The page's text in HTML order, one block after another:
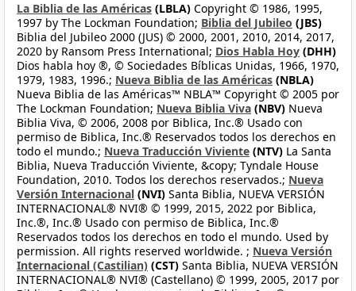
La Biblia de las Américas (LBLA) Copyright © 1986, 1995,
1997 by The Lockman Foundation; Biblia del Jubileo (JBS)
Biblia del Jubileo 2000 (JUS) © 2000, 2001, 2010, 2014, 2017,
2020 by Ransom Press International; Dios Habla Hoy (DHH)
Dios habla hoy ®, © Sociedades Bíblicas Unidas, 1966, 1970,
1979, 1983, 1996.; Nueva Biblia de las Américas (NBLA)
Nueva Biblia de las Américas™ NBLA™ Copyright © 2005 por
The Lockman Foundation; Nueva Biblia Viva (NBV) Nueva
Biblia Viva, © 2006, 2008 por Biblica, Inc.® Usado con
permiso de Biblica, Inc.® Reservados todos los derechos en
todo el mundo.; Nueva Traducción Viviente (NTV) La Santa
Biblia, Nueva Traducción Viviente, &copy; Tyndale House
Foundation, 2010. Todos los derechos reservados.; Nueva
Versión Internacional (NVI) Santa Biblia, NUEVA VERSIÓN
INTERNACIONAL® NVI® © 1999, 2015, 2022 por Biblica,
Inc.®, Inc.® Usado con permiso de Biblica, Inc.®
Reservados todos los derechos en todo el mundo. Used by
permission. All rights reserved worldwide. ; Nueva Versión
Internacional (Castilian) (CST) Santa Biblia, NUEVA VERSIÓN
INTERNACIONAL® NVI® (Castellano) © 1999, 2005, 2017 por